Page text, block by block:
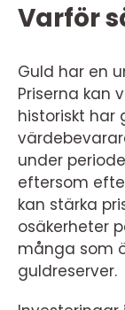
Varför
Guld har en
Priserna kan
historiskt har
under
eftersom
kan stärka
osäkerheter
många som
guldreserver.